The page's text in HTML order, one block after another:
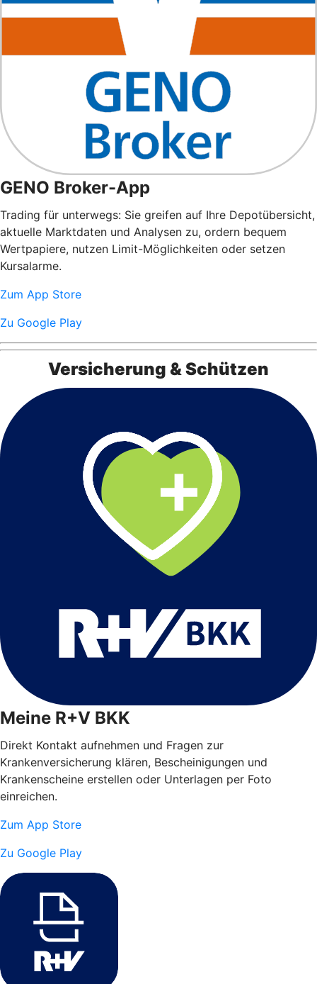
GENO Broker-App
Trading für unterwegs: Sie greifen auf Ihre Depotübersicht,
aktuelle Marktdaten und Analysen zu, ordern bequem
Wertpapiere, nutzen Limit-Möglichkeiten oder setzen
Kursalarme.
Zum App Store
Zu Google Play
Versicherung & Schützen
Meine R+V BKK
Direkt Kontakt aufnehmen und Fragen zur
Krankenversicherung klären, Bescheinigungen und
Krankenscheine erstellen oder Unterlagen per Foto
einreichen.
Zum App Store
Zu Google Play